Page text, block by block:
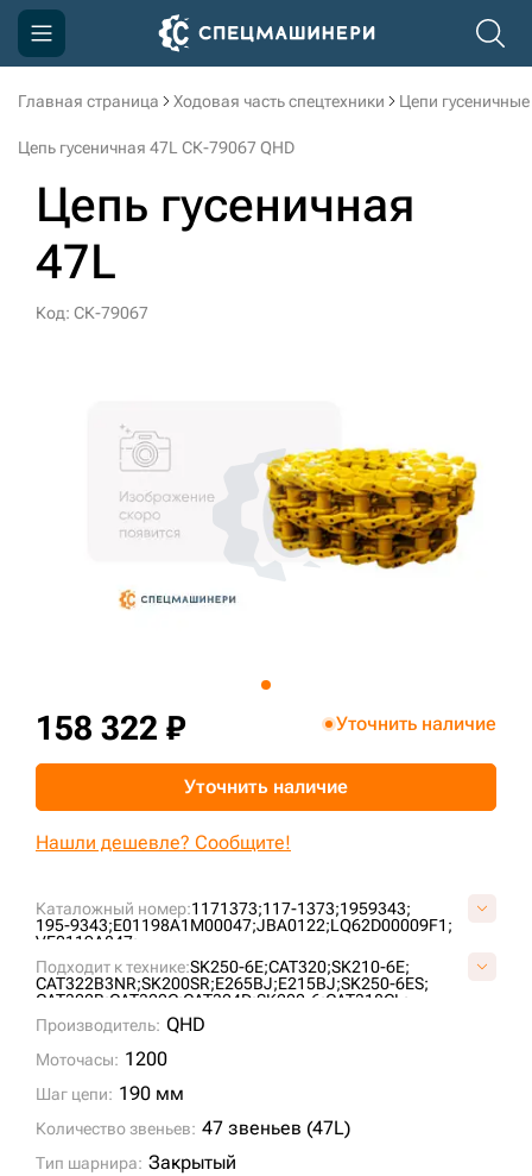
Главная страница Ходовая часть спецтехники Цепи гусеничные
Цепь гусеничная 47L СК-79067 QHD
Цепь гусеничная
47L
Код: СК-79067
Каталожный номер:1171373;117-1373;1959343;
195-9343;E01198A1M00047;JBA0122;LQ62D00009F1;
VE0119A847;
Подходит к технике:SK250-6E;CAT320;SK210-6E;
CAT322B3NR;SK200SR;E265BJ;E215BJ;SK250-6ES;
CAT322B;CAT322C;CAT324D;SK200-6;CAT318CL;
CAT322;
JS220SC;
Производитель: QHD
Моточасы: 1200
Шаг цепи: 190 мм
Количество звеньев: 47 звеньев (47L)
Тип шарнира: Закрытый
158 322 ₽ Уточнить наличие
Уточнить наличие
Нашли дешевле? Сообщите!
Компания
Доставка и оплата
Информация
Контакты
sksale@skdst.ru
+7 (499) 394-50-93